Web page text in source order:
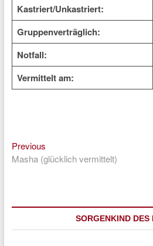
Kastriert/Unkastriert:
Gruppenverträglich:
Notfall:
Vermittelt am:
Beitragsnavigation
PreviousPrevious
post:
Masha (glücklich vermittelt)
SORGENKIND DES